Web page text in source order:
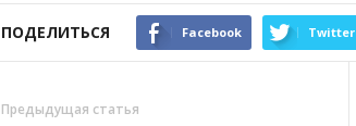
ПОДЕЛИТЬСЯ Facebook Twitter
Предыдущая статья